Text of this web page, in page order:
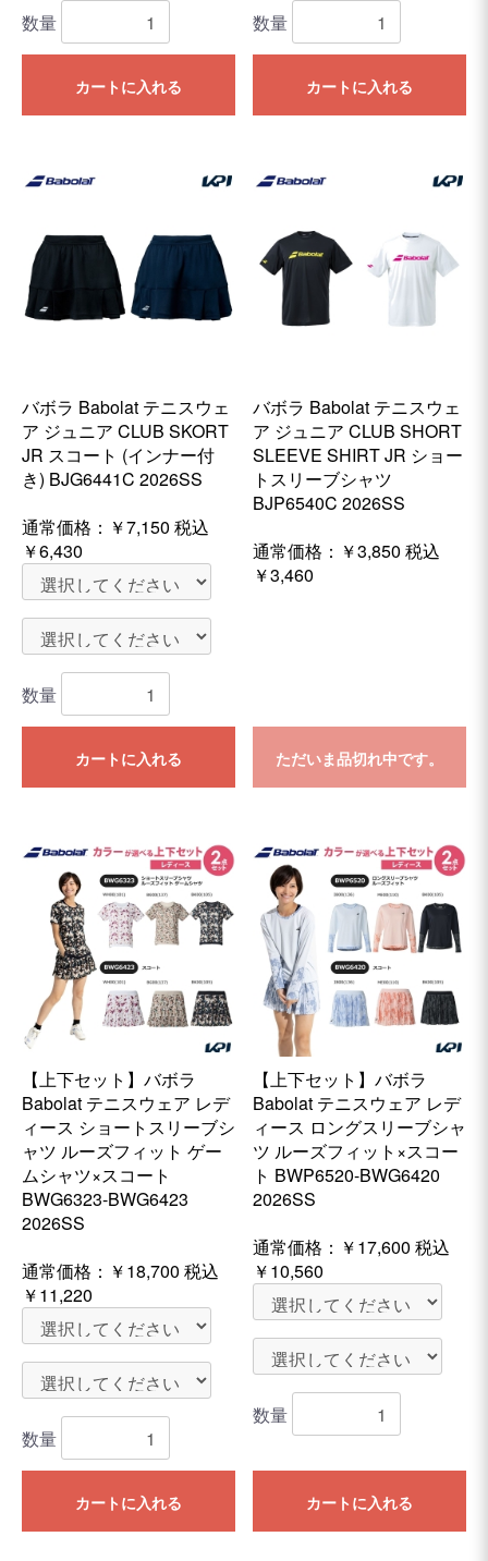
数量
カートに入れる
数量
カートに入れる
バボラ Babolat テニスウェ
ア ジュニア CLUB SKORT
JR スコート (インナー付
き) BJG6441C 2026SS
通常価格： ￥7,150 税込
￥6,430
数量
カートに入れる
バボラ Babolat テニスウェ
ア ジュニア CLUB SHORT
SLEEVE SHIRT JR ショー
トスリーブシャツ
BJP6540C 2026SS
通常価格： ￥3,850 税込
￥3,460
ただいま品切れ中です。
【上下セット】バボラ
Babolat テニスウェア レデ
ィース ショートスリーブシ
ャツ ルーズフィット ゲー
ムシャツ×スコート
BWG6323-BWG6423
2026SS
通常価格： ￥18,700 税込
￥11,220
数量
カートに入れる
【上下セット】バボラ
Babolat テニスウェア レデ
ィース ロングスリーブシャ
ツ ルーズフィット×スコー
ト BWP6520-BWG6420
2026SS
通常価格： ￥17,600 税込
￥10,560
数量
カートに入れる